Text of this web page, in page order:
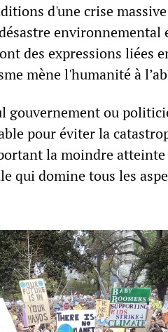
d'une crise
environnemental
des expressions liées
mène l'humanité à
gouvernement ou
pour éviter la
la moindre atteinte
qui domine tous les